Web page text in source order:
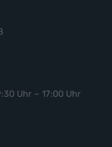
Uhr – 17:00 Uhr